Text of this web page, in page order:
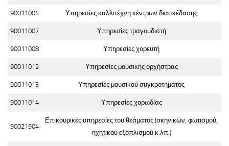
90011004 Υπηρεσίες καλλιτέχνη κέντρων διασκέδασης
90011007 Υπηρεσίες τραγουδιστή
90011008 Υπηρεσίες χορευτή
90011012 Υπηρεσίες μουσικής ορχήστρας
90011013 Υπηρεσίες μουσικού συγκροτήματος
90011014 Υπηρεσίες χορωδίας
90021904
Επικουρικές υπηρεσίες του θεάματος (σκηνικών, φωτισμού,
ηχητικού εξοπλισμού κ.λπ.)